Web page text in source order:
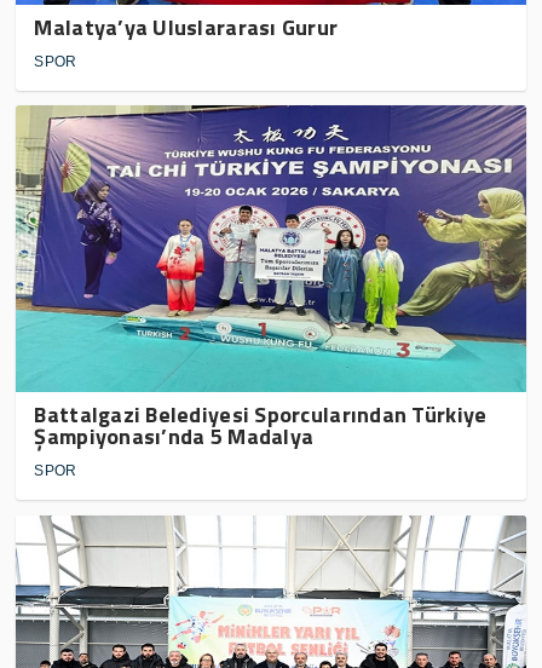
Malatya’ya Uluslararası Gurur
SPOR
Battalgazi Belediyesi Sporcularından Türkiye
Şampiyonası’nda 5 Madalya
SPOR